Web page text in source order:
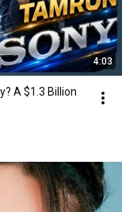
4:03
A $1.3 Billion